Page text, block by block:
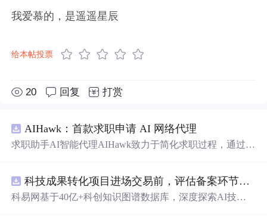
我爱慕的，是遥遥星辰
给本帖投票
20 回复 打赏
AIHawk：首款求职申请 AI 网络代理
求职助手AI智能代理AIHawk致力于简化求职过程，通过自
科技成果转化项目进场交易前，评估备案环节需要准备哪些材料？.docx
科易网基于40亿+科创知识图谱数据库，深度探索AI技术